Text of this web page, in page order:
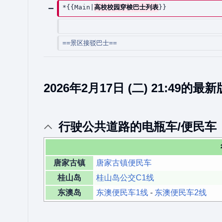
*{{Main| 高校校园穿梭巴士列表‎‎}}
==景区接驳巴士==
2026年2月17日 (二) 21:49的最新
行驶公共道路的电瓶车/便民车
唐家古镇
唐家古镇便民车
桂山岛
桂山岛公交C1线
东澳岛
东澳便民车1线 - 东澳便民车2线